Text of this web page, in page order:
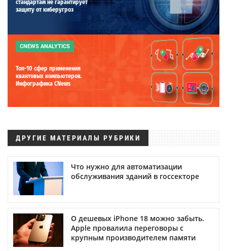
стандартам не гарантирует
защиту от киберугроз
CNEWS ANALYTICS
Топ-10 сфер применения
квантовых компьютеров.
Инфографика CNews
ДРУГИЕ МАТЕРИАЛЫ РУБРИКИ
Что нужно для автоматизации
обслуживания зданий в госсекторе
О дешевых iPhone 18 можно забыть.
Apple провалила переговоры с
крупным производителем памяти